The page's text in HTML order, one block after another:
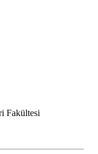
Fakültesi